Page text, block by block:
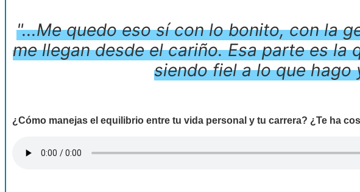
"...Me quedo eso sí con lo bonito, con la
me llegan desde el cariño. Esa parte es la
siendo fiel a lo que hago
¿Cómo manejas el equilibrio entre tu vida personal y tu carrera? ¿Te ha